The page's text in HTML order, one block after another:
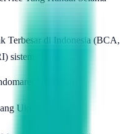
Terbesar di Indonesia (BCA,
sistem Otomatis.
/ Alfamart.
Uki